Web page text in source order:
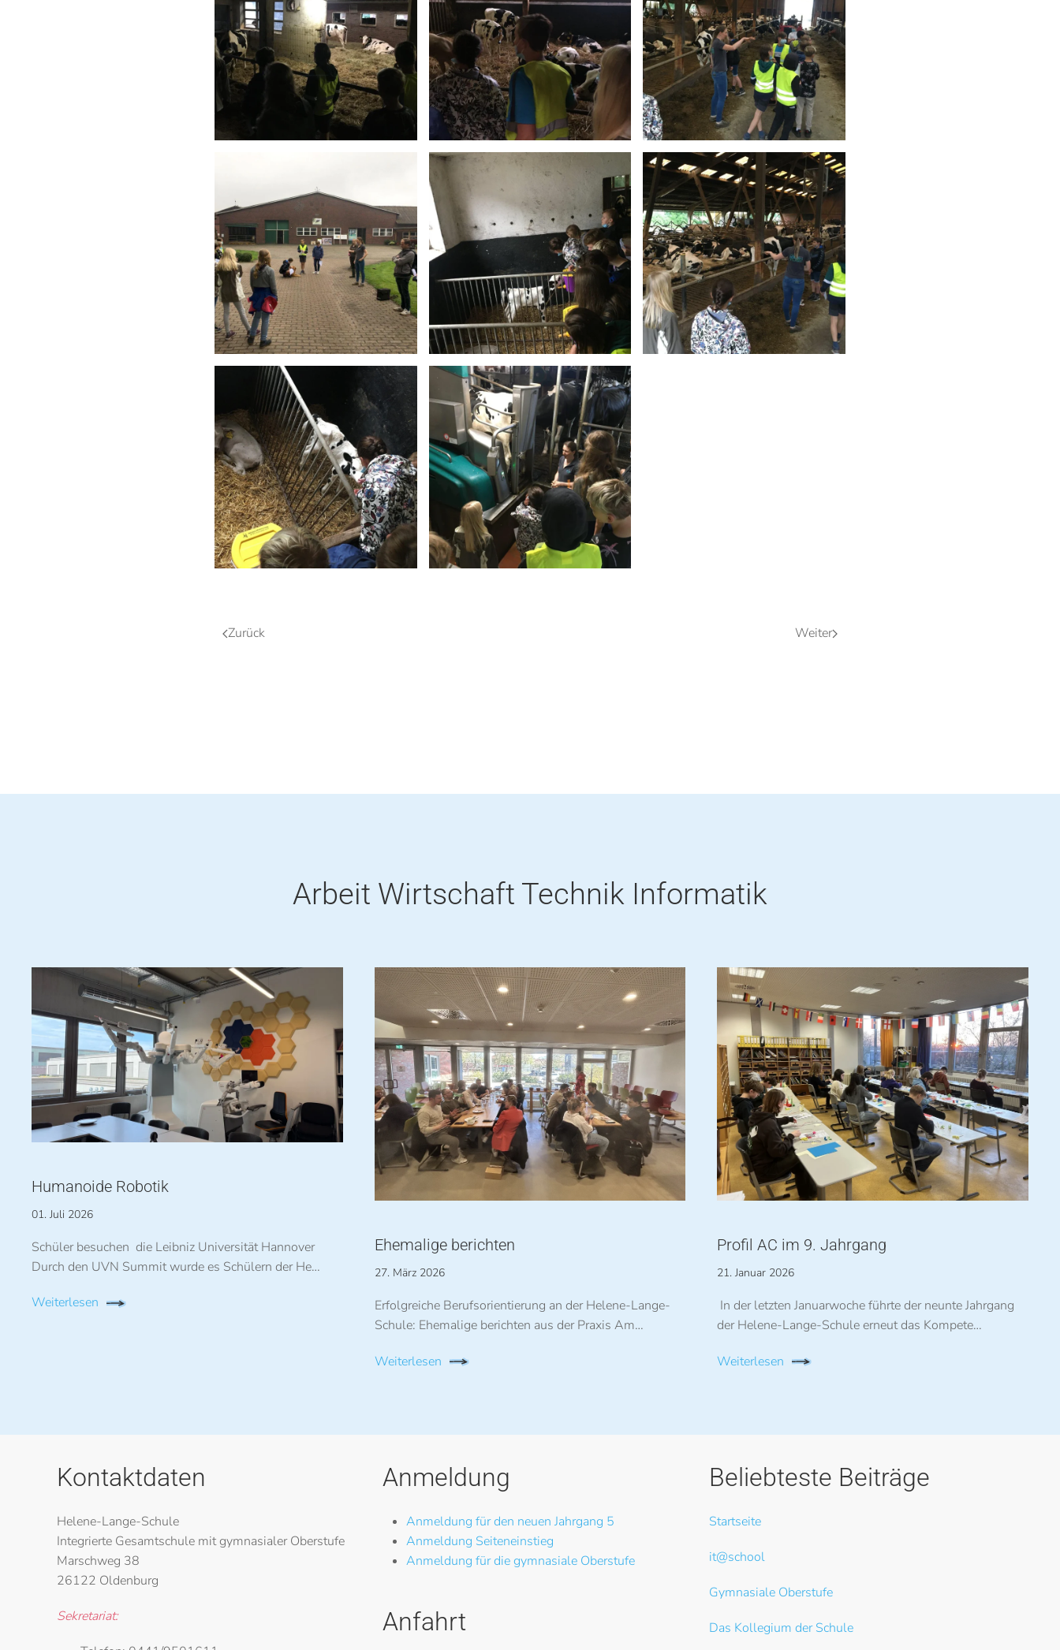
Anschauen.... Anschauen.... Anschauen....
Anschauen.... Anschauen.... Anschauen....
Anschauen.... Anschauen....
Zurück Weiter
Arbeit Wirtschaft Technik Informatik
Humanoide Robotik
01. Juli 2026
Schüler besuchen die Leibniz Universität Hannover
Durch den UVN Summit wurde es Schülern der He…
Weiterlesen
Ehemalige berichten
27. März 2026
Erfolgreiche Berufsorientierung an der Helene-Lange-
Schule: Ehemalige berichten aus der Praxis Am…
Weiterlesen
Profil AC im 9. Jahrgang
21. Januar 2026
In der letzten Januarwoche führte der neunte Jahrgang
der Helene-Lange-Schule erneut das Kompete…
Weiterlesen
Kontaktdaten
Helene-Lange-Schule
Integrierte Gesamtschule mit gymnasialer Oberstufe
Marschweg 38
26122 Oldenburg
Sekretariat:
Anmeldung
Anmeldung für den neuen Jahrgang 5
Anmeldung Seiteneinstieg
Anmeldung für die gymnasiale Oberstufe
Anfahrt
Beliebteste Beiträge
Startseite
it@school
Gymnasiale Oberstufe
Das Kollegium der Schule